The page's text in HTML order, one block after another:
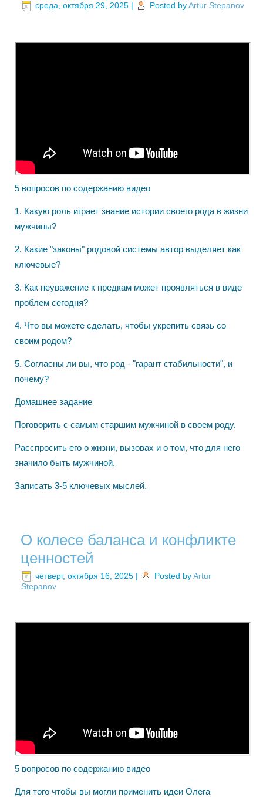
среда, октября 29, 2025 | Posted byArtur Stepanov
​5 вопросов по содержанию видео
1. Какую роль играет знание истории своего рода в жизни
мужчины?
2. Какие "законы" родовой системы автор выделяет как
ключевые?
3. Как неуважение к предкам может проявляться в виде
проблем сегодня?
4. Что вы можете сделать, чтобы укрепить связь со
своим родом?
5. Согласны ли вы, что род - "гарант стабильности", и
почему?
Домашнее задание
Поговорить с самым старшим мужчиной в своем роду.
Расспросить его о жизни, вызовах и о том, что для него
значило быть мужчиной.
Записать 3-5 ключевых мыслей.
​О колесе баланса и ​конфликте
ценностей
четверг, октября 16, 2025 | Posted byArtur
Stepanov
​5 вопросов по содержанию видео
​Для того чтобы вы могли применить идеи Олега